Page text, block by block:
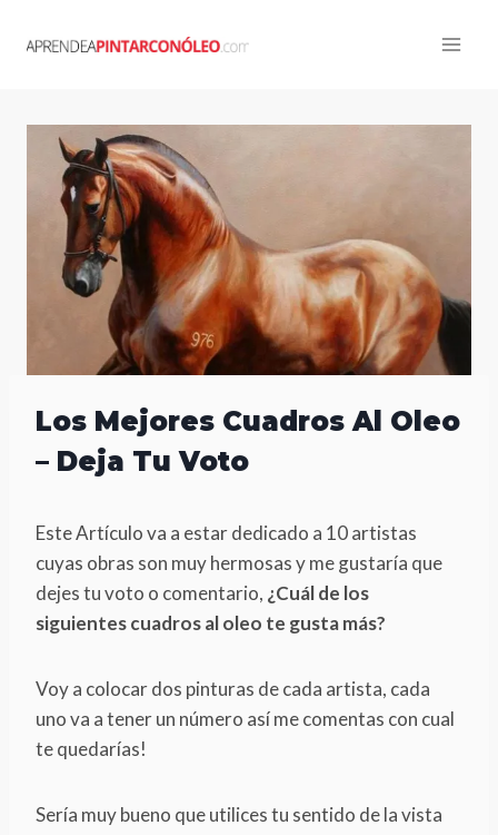
Los Mejores Cuadros Al Oleo
– Deja Tu Voto
Este Artículo va a estar dedicado a 10 artistas
cuyas obras son muy hermosas y me gustaría que
dejes tu voto o comentario, ¿Cuál de los
siguientes cuadros al oleo te gusta más?
Voy a colocar dos pinturas de cada artista, cada
uno va a tener un número así me comentas con cual
te quedarías!
Sería muy bueno que utilices tu sentido de la vista